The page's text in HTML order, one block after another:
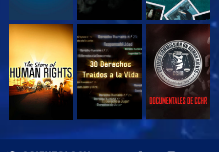
VE VE VE